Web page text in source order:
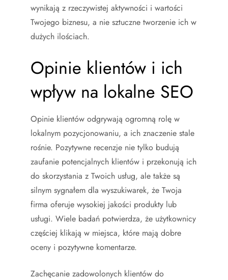
wynikają z rzeczywistej aktywności i wartości
Twojego biznesu, a nie sztuczne tworzenie ich w
dużych ilościach.
Opinie klientów i ich
wpływ na lokalne SEO
Opinie klientów odgrywają ogromną rolę w
lokalnym pozycjonowaniu, a ich znaczenie stale
rośnie. Pozytywne recenzje nie tylko budują
zaufanie potencjalnych klientów i przekonują ich
do skorzystania z Twoich usług, ale także są
silnym sygnałem dla wyszukiwarek, że Twoja
firma oferuje wysokiej jakości produkty lub
usługi. Wiele badań potwierdza, że użytkownicy
częściej klikają w miejsca, które mają dobre
oceny i pozytywne komentarze.
Zachęcanie zadowolonych klientów do